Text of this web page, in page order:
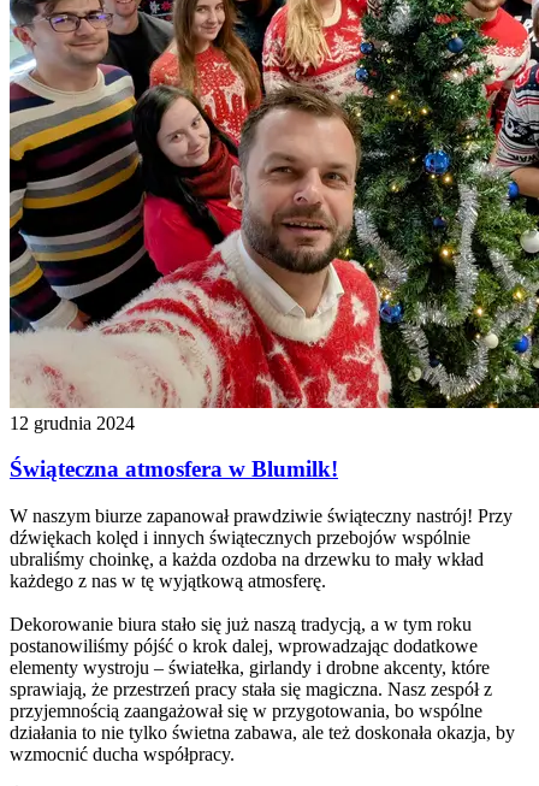
12 grudnia 2024
Świąteczna atmosfera w Blumilk!
W naszym biurze zapanował prawdziwie świąteczny nastrój! Przy
dźwiękach kolęd i innych świątecznych przebojów wspólnie
ubraliśmy choinkę, a każda ozdoba na drzewku to mały wkład
każdego z nas w tę wyjątkową atmosferę.
Dekorowanie biura stało się już naszą tradycją, a w tym roku
postanowiliśmy pójść o krok dalej, wprowadzając dodatkowe
elementy wystroju – światełka, girlandy i drobne akcenty, które
sprawiają, że przestrzeń pracy stała się magiczna. Nasz zespół z
przyjemnością zaangażował się w przygotowania, bo wspólne
działania to nie tylko świetna zabawa, ale też doskonała okazja, by
wzmocnić ducha współpracy.